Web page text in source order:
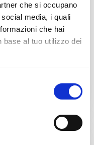
che si occupano
media, i quali
che hai
base al tuo utilizzo dei
pasje i
więzi
stworzyło
Bliższe dane